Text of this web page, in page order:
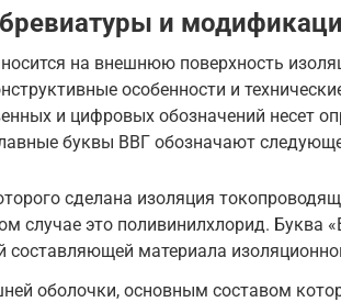
и
на внешнюю поверхность
особенности и
и цифровых обозначений несет
буквы ВВГ обозначают
сделана изоляция
случае это поливинилхлорид. Буква
составляющей материала
оболочки, основным составом